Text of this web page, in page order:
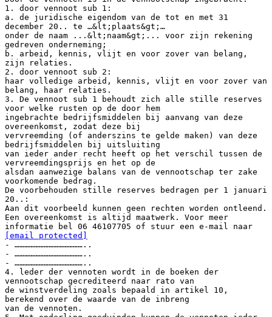
1. door vennoot sub 1:
a. de juridische eigendom van de tot en met 31
december 20.. te …&lt;plaats&gt;…
onder de naam ...&lt;naam&gt;... voor zijn rekening
gedreven onderneming;
b. arbeid, kennis, vlijt en voor zover van belang,
zijn relaties.
2. door vennoot sub 2:
haar volledige arbeid, kennis, vlijt en voor zover van
belang, haar relaties.
3. De vennoot sub 1 behoudt zich alle stille reserves
voor welke rusten op de door hem
ingebrachte bedrijfsmiddelen bij aanvang van deze
overeenkomst, zodat deze bij
vervreemding (of anderszins te gelde maken) van deze
bedrijfsmiddelen bij uitsluiting
van ieder ander recht heeft op het verschil tussen de
vervreemdingsprijs en het op de
alsdan aanwezige balans van de vennootschap ter zake
voorkomende bedrag.
De voorbehouden stille reserves bedragen per 1 januari
20..:
Aan dit voorbeeld kunnen geen rechten worden ontleend.
Een overeenkomst is altijd maatwerk. Voor meer
informatie bel 06 46107705 of stuur een e-mail naar
[email protected]
- ……………………………………..
- ……………………………………..
- ……………………………………..
4. leder der vennoten wordt in de boeken der
vennootschap gecrediteerd naar rato van
de winstverdeling zoals bepaald in artikel 10,
berekend over de waarde van de inbreng
van de vennoten.